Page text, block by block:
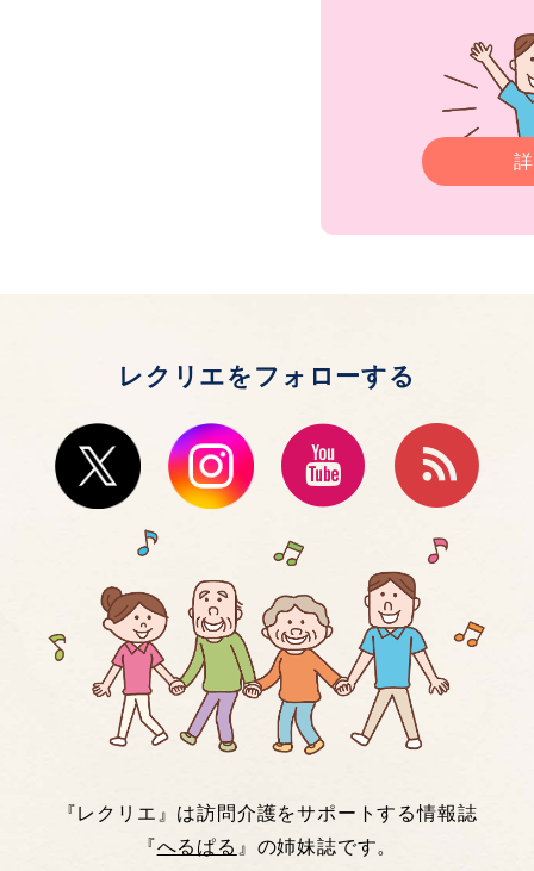
レクリエをフォローする
『レクリエ』は訪問介護をサポートする情報誌
『へるぱる 』の姉妹誌です。